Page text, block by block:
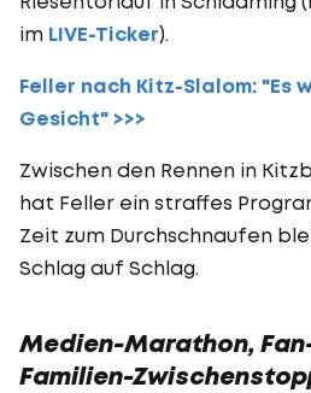
im LIVE-Ticker).
Feller nach Kitz-Slalom: "Es
Gesicht" >>>
Zwischen den Rennen in
hat Feller ein straffes
Zeit zum Durchschnaufen
Schlag auf Schlag.
Medien-Marathon,
Familien-